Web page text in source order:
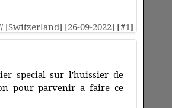
[Switzerland] [26-09-2022] [#1]
special sur l'huissier de
pour parvenir a faire ce